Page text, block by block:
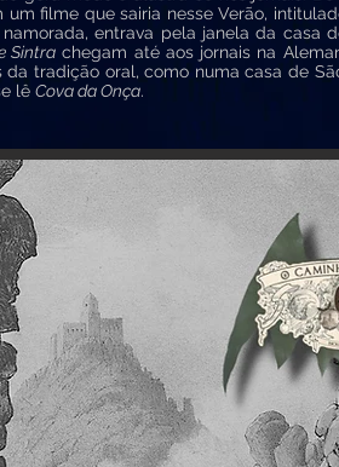
um filme que sairia nesse Verão,
entrava pela janela da casa
Sintra chegam até aos jornais na
da tradição oral, como numa casa de
lê Cova da Onça.